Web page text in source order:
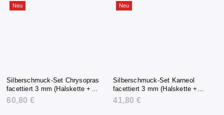
Neu
Silberschmuck-Set Chrysopras
facettiert 3 mm (Halskette +
Armband + Ohrringe)
60,80 €
Neu
Silberschmuck-Set Karneol
facettiert 3 mm (Halskette +
Armband + Ohrringe)
41,80 €